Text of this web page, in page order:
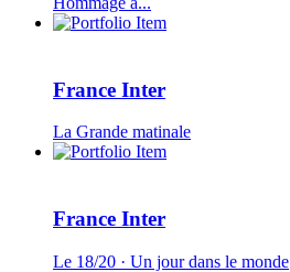
France Inter
La Grande matinale
France Inter
Le 18/20 · Un jour dans le monde